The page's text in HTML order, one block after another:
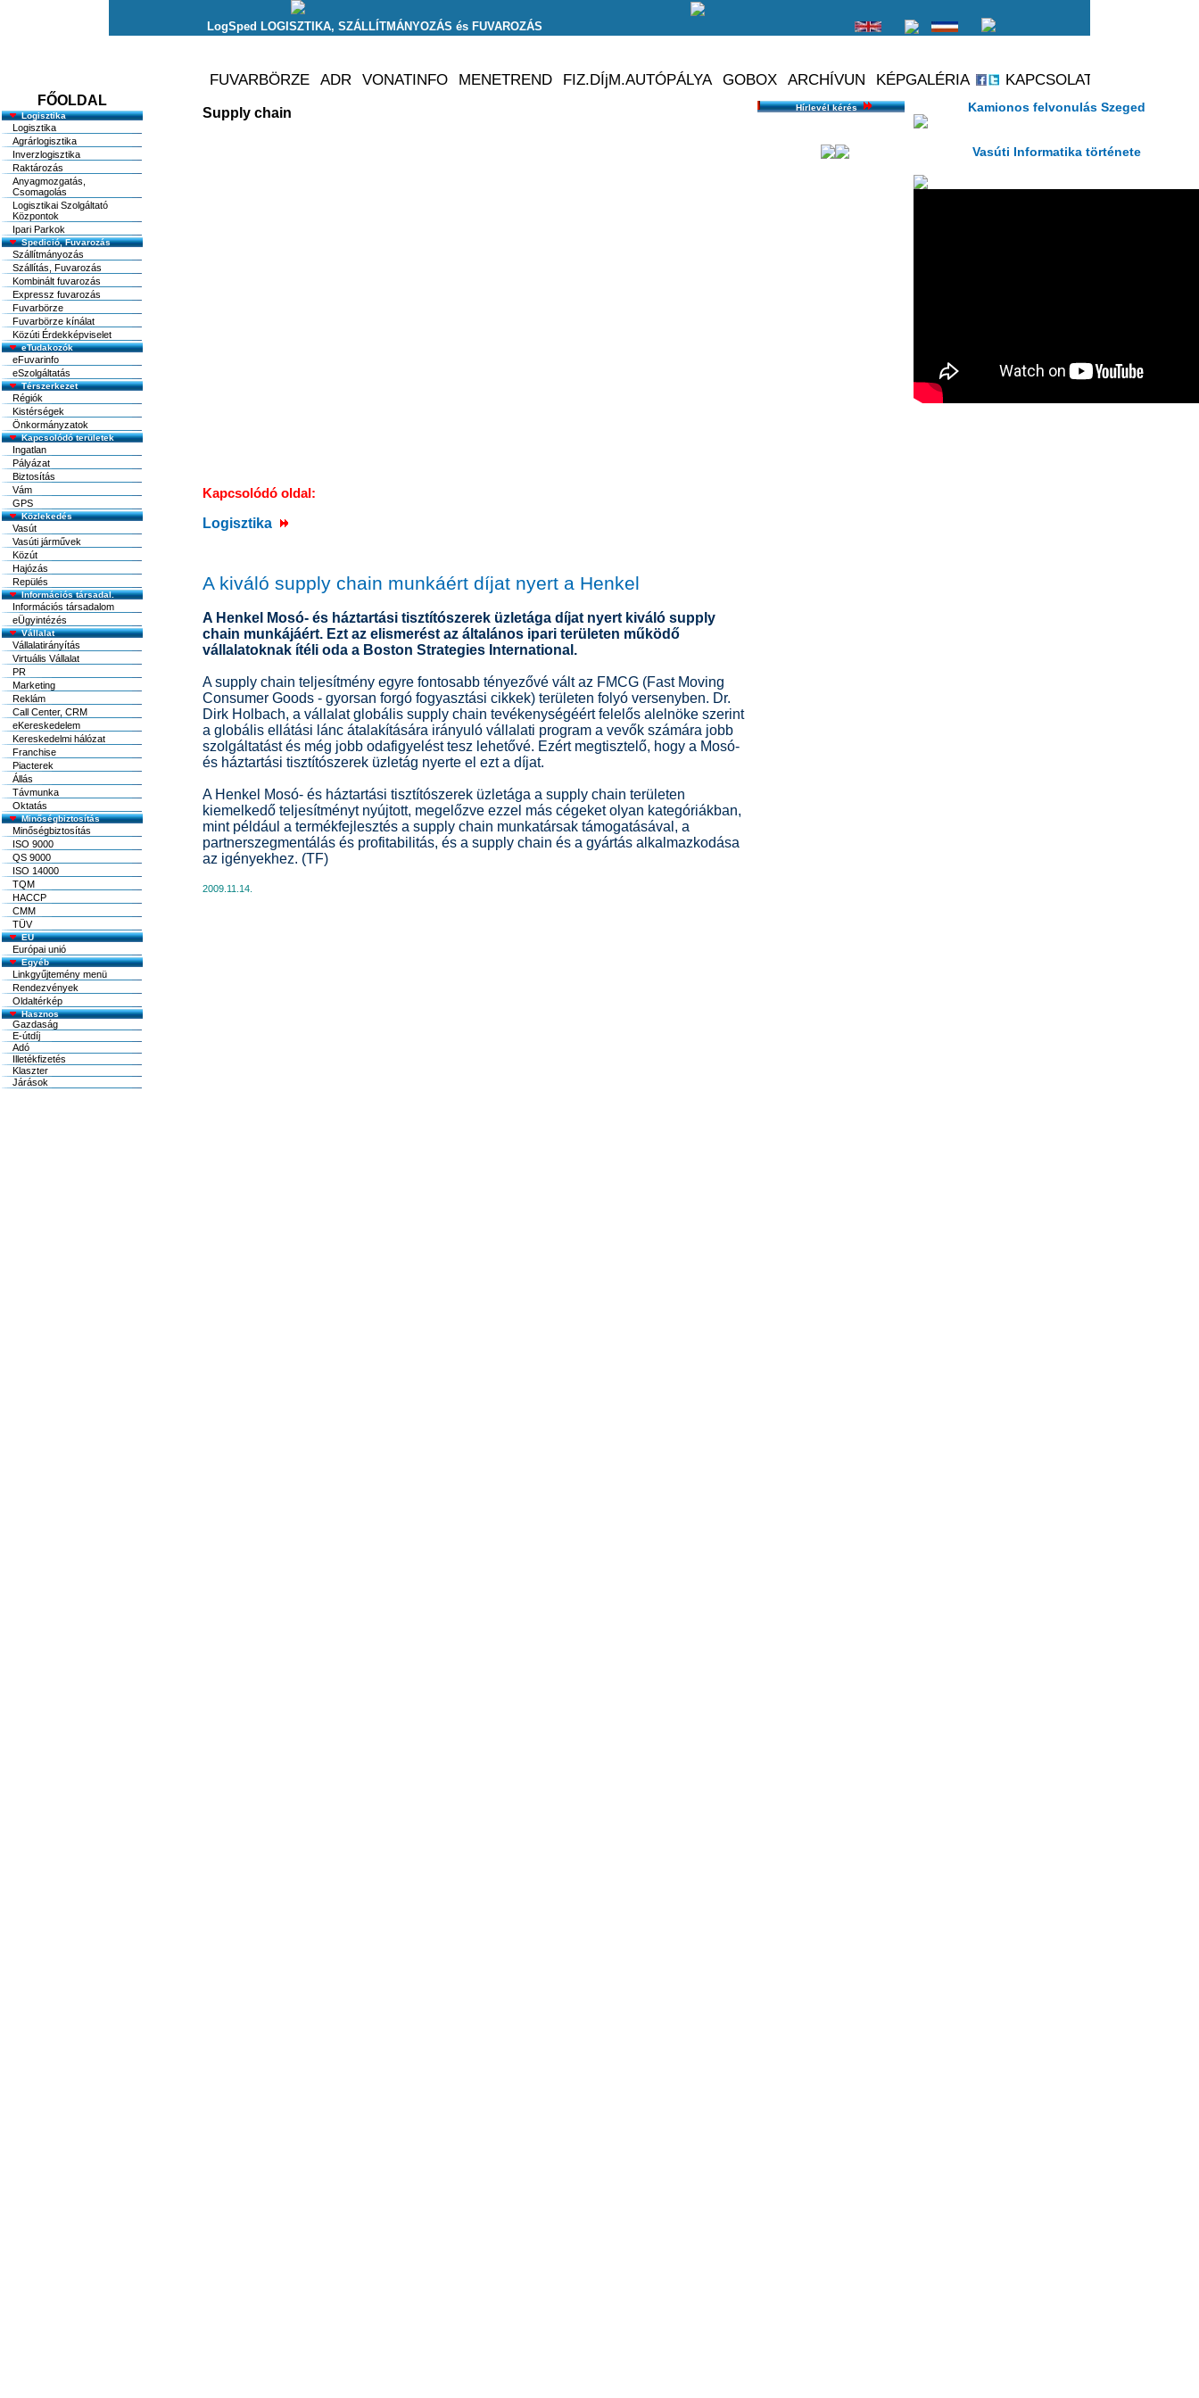
FŐOLDAL
Logisztika
Logisztika
Agrárlogisztika
Inverzlogisztika
Raktározás
Anyagmozgatás,
Csomagolás
Logisztikai Szolgáltató
Központok
Ipari Parkok
Spedició, Fuvarozás
Szállítmányozás
Szállítás, Fuvarozás
Kombinált fuvarozás
Expressz fuvarozás
Fuvarbörze
Fuvarbörze kínálat
Közúti Érdekképviselet
eTudakozók
eFuvarinfo
eSzolgáltatás
Térszerkezet
Régiók
Kistérségek
Önkormányzatok
Kapcsolódó területek
Ingatlan
Pályázat
Biztosítás
Vám
GPS
Közlekedés
Vasút
Vasúti járművek
Közút
Hajózás
Repülés
Információs társadal.
Információs társadalom
eÜgyintézés
Vállalat
Vállalatirányítás
Virtuális Vállalat
PR
Marketing
Reklám
Call Center, CRM
eKereskedelem
Kereskedelmi hálózat
Franchise
Piacterek
Állás
Távmunka
Oktatás
Minőségbiztosítás
Minőségbiztosítás
ISO 9000
QS 9000
ISO 14000
TQM
HACCP
CMM
TÜV
EU
Európai unió
Egyéb
Linkgyűjtemény menü
Rendezvények
Oldaltérkép
Supply chain
Kapcsolódó oldal:
Logisztika
A kiváló supply chain munkáért díjat nyert a Henkel
A Henkel Mosó- és háztartási tisztítószerek üzletága díjat nyert kiváló supply
chain munkájáért. Ezt az elismerést az általános ipari területen működő
vállalatoknak ítéli oda a Boston Strategies International.
A supply chain teljesítmény egyre fontosabb tényezővé vált az FMCG (Fast Moving
Consumer Goods - gyorsan forgó fogyasztási cikkek) területen folyó versenyben. Dr.
Dirk Holbach, a vállalat globális supply chain tevékenységéért felelős alelnöke szerint
a globális ellátási lánc átalakítására irányuló vállalati program a vevők számára jobb
szolgáltatást és még jobb odafigyelést tesz lehetővé. Ezért megtisztelő, hogy a Mosó-
és háztartási tisztítószerek üzletág nyerte el ezt a díjat.
A Henkel Mosó- és háztartási tisztítószerek üzletága a supply chain területen
kiemelkedő teljesítményt nyújtott, megelőzve ezzel más cégeket olyan kategóriákban,
mint például a termékfejlesztés a supply chain munkatársak támogatásával, a
partnerszegmentálás és profitabilitás, és a supply chain és a gyártás alkalmazkodása
az igényekhez. (TF)
2009.11.14.
Hírlevél kérés